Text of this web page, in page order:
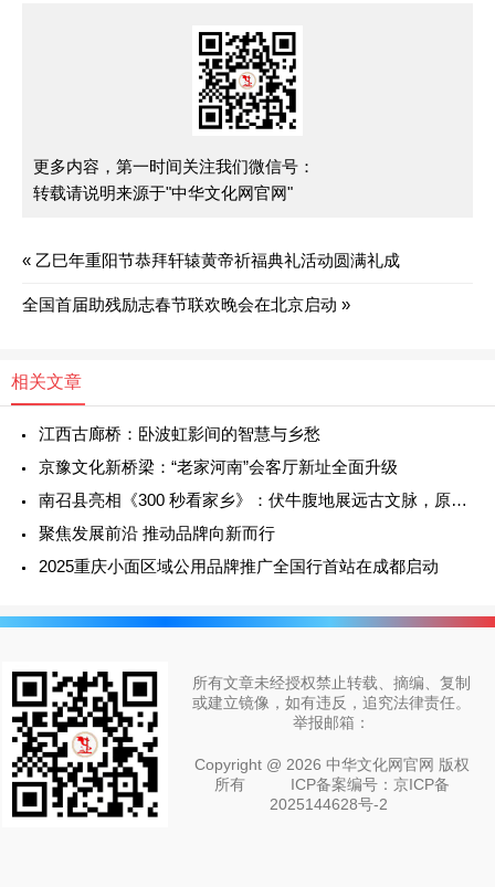
更多内容，第一时间关注我们微信号：
转载请说明来源于"中华文化网官网"
« 乙巳年重阳节恭拜轩辕黄帝祈福典礼活动圆满礼成
全国首届助残励志春节联欢晚会在北京启动 »
相关文章
江西古廊桥：卧波虹影间的智慧与乡愁
京豫文化新桥梁：“老家河南”会客厅新址全面升级
南召县亮相《300 秒看家乡》：伏牛腹地展远古文脉，原生山水绘发展新篇
聚焦发展前沿 推动品牌向新而行
2025重庆小面区域公用品牌推广全国行首站在成都启动
所有文章未经授权禁止转载、摘编、复制
或建立镜像，如有违反，追究法律责任。
举报邮箱：
Copyright @ 2026 中华文化网官网 版权
所有
ICP备案编号：京ICP备
2025144628号-2